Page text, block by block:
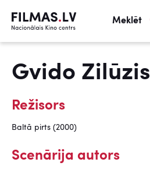
Meklēt
Gvido Zilūzis
Režisors
Baltā pirts (2000)
Scenārija autors